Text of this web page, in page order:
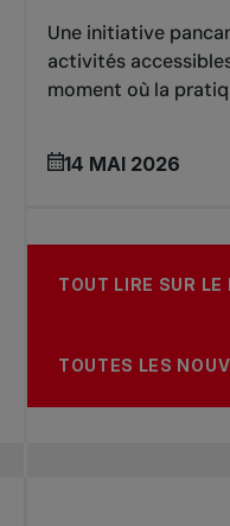
Une initiative
activités
moment où la
14 MAI 2026
TOUT LIRE SUR
TOUTES LES